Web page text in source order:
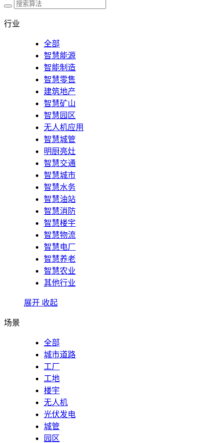
行业
全部
智慧能源
智能制造
智慧零售
建筑地产
智慧矿山
智慧园区
无人机应用
智慧城管
明厨亮灶
智慧交通
智慧城市
智慧水务
智慧油站
智慧消防
智慧楼宇
智慧物流
智慧电厂
智慧养老
智慧农业
其他行业
展开 收起
场景
全部
城市道路
工厂
工地
楼宇
无人机
光伏发电
城管
园区